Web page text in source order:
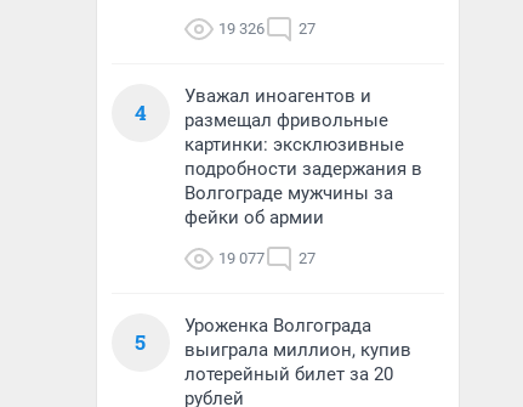
19 326 27
4
Уважал иноагентов и
размещал фривольные
картинки: эксклюзивные
подробности задержания в
Волгограде мужчины за
фейки об армии
19 077 27
5
Уроженка Волгограда
выиграла миллион, купив
лотерейный билет за 20
рублей